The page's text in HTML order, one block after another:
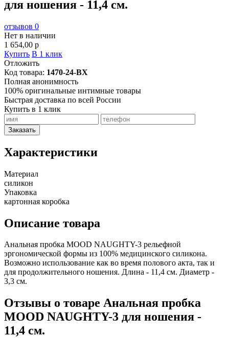
для ношения - 11,4 см.
отзывов 0
Нет в наличии
1 654,00 p
Купить В 1 клик
Отложить
Код товара: 1470-24-BX
Полная анонимность
100% оригинальные интимные товары
Быстрая доставка по всей России
Купить в 1 клик
Заказать
Характеристики
Материал
силикон
Упаковка
картонная коробка
Описание товара
Анальная пробка MOOD NAUGHTY-3 рельефной
эргономической формы из 100% медицинского силикона.
Возможно использование как во время полового акта, так и
для продолжительного ношения. Длина - 11,4 см. Диаметр -
3,3 см.
Отзывы о товаре Анальная пробка
MOOD NAUGHTY-3 для ношения -
11,4 см.